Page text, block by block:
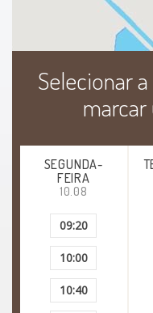
Distúrbio do
Distúrbios
Distúrbios do
Estresse
Fobias
Fobia social
Gagueira
Selecionar
SEGUNDA-
FEIRA
10.08
09:20
10:00
10:40